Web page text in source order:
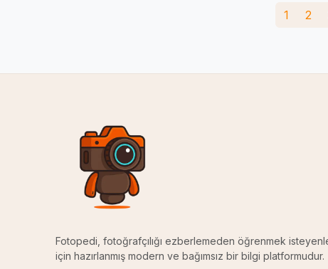
1 2
Fotopedi, fotoğrafçılığı ezberlemeden öğrenmek
için hazırlanmış modern ve bağımsız bir bilgi platformudur.